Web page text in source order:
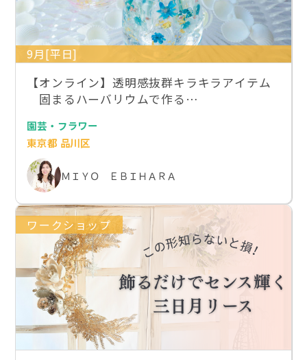
9月[平日]
【オンライン】透明感抜群キラキラアイテム
固まるハーバリウムで作る…
園芸・フラワー
東京都 品川区
ＭＩＹＯ ＥＢＩＨＡＲＡ
ワークショップ